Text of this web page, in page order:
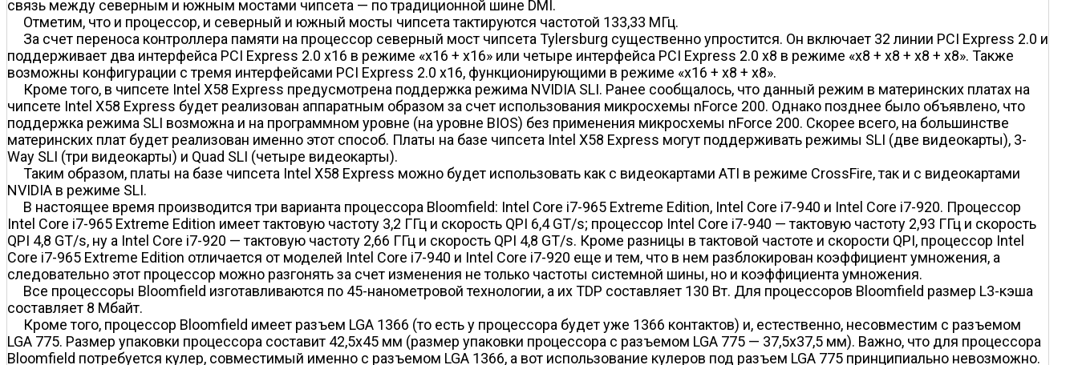
связь между северным и южным мостами чипсета — по традиционной шине DMI.
Отметим, что и процессор, и северный и южный мосты чипсета тактируются частотой 133,33 МГц.
За счет переноса контроллера памяти на процессор северный мост чипсета Tylersburg существенно упростится. Он включает 32 линии PCI Express 2.0 и
поддерживает два интерфейса PCI Express 2.0 x16 в режиме «x16 + x16» или четыре интерфейса PCI Express 2.0 x8 в режиме «x8 + x8 + x8 + x8». Также
возможны конфигурации c тремя интерфейсами PCI Express 2.0 x16, функционирующими в режиме «x16 + x8 + x8».
Кроме того, в чипсете Intel X58 Express предусмотрена поддержка режима NVIDIA SLI. Ранее сообщалось, что данный режим в материнских платах на
чипсете Intel X58 Express будет реализован аппаратным образом за счет использования микросхемы nForce 200. Однако позднее было объявлено, что
поддержка режима SLI возможна и на программном уровне (на уровне BIOS) без применения микросхемы nForce 200. Скорее всего, на большинстве
материнских плат будет реализован именно этот способ. Платы на базе чипсета Intel X58 Express могут поддерживать режимы SLI (две видеокарты), 3-
Way SLI (три видеокарты) и Quad SLI (четыре видеокарты).
Таким образом, платы на базе чипсета Intel X58 Express можно будет использовать как с видеокартами ATI в режиме CrossFire, так и с видеокартами
NVIDIA в режиме SLI.
В настоящее время производится три варианта процессора Bloomfield: Intel Core i7-965 Extreme Edition, Intel Core i7-940 и Intel Core i7-920. Процессор
Intel Core i7-965 Extreme Edition имеет тактовую частоту 3,2 ГГц и скорость QPI 6,4 GT/s; процессор Intel Core i7-940 — тактовую частоту 2,93 ГГц и скорость
QPI 4,8 GT/s, ну а Intel Core i7-920 — тактовую частоту 2,66 ГГц и скорость QPI 4,8 GT/s. Кроме разницы в тактовой частоте и скорости QPI, процессор Intel
Core i7-965 Extreme Edition отличается от моделей Intel Core i7-940 и Intel Core i7-920 еще и тем, что в нем разблокирован коэффициент умножения, а
следовательно этот процессор можно разгонять за счет изменения не только частоты системной шины, но и коэффициента умножения.
Все процессоры Bloomfield изготавливаются по 45-нанометровой технологии, а их TDP составляет 130 Вт. Для процессоров Bloomfield размер L3-кэша
составляет 8 Мбайт.
Кроме того, процессор Bloomfield имеет разъем LGA 1366 (то есть у процессора будет уже 1366 контактов) и, естественно, несовместим с разъемом
LGA 775. Размер упаковки процессора составит 42,5x45 мм (размер упаковки процессора с разъемом LGA 775 — 37,5x37,5 мм). Важно, что для процессора
Bloomfield потребуется кулер, совместимый именно с разъемом LGA 1366, а вот использование кулеров под разъем LGA 775 принципиально невозможно.